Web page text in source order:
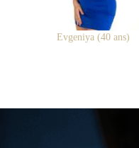
Evgeniya (40 ans)